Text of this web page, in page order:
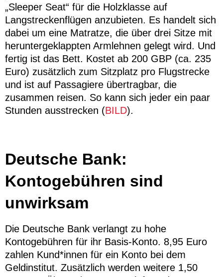
„Sleeper Seat“ für die Holzklasse auf
Langstreckenflügen anzubieten. Es handelt sich
dabei um eine Matratze, die über drei Sitze mit
heruntergeklappten Armlehnen gelegt wird. Und
fertig ist das Bett. Kostet ab 200 GBP (ca. 235
Euro) zusätzlich zum Sitzplatz pro Flugstrecke
und ist auf Passagiere übertragbar, die
zusammen reisen. So kann sich jeder ein paar
Stunden ausstrecken (BILD).
Deutsche Bank:
Kontogebühren sind
unwirksam
Die Deutsche Bank verlangt zu hohe
Kontogebühren für ihr Basis-Konto. 8,95 Euro
zahlen Kund*innen für ein Konto bei dem
Geldinstitut. Zusätzlich werden weitere 1,50